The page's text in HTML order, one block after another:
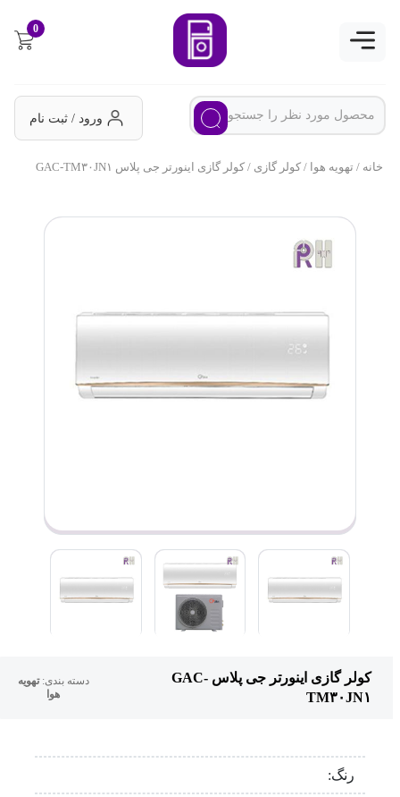
0
ورود / ثبت نام
خانه/ تهویه هوا/ کولر گازی/ کولر گازی اینورتر جی پلاس GAC-TM۳۰JN۱
کولر گازی اینورتر جی پلاس GAC-
TM۳۰JN۱
دسته بندی:تهویه
هوا
رنگ: